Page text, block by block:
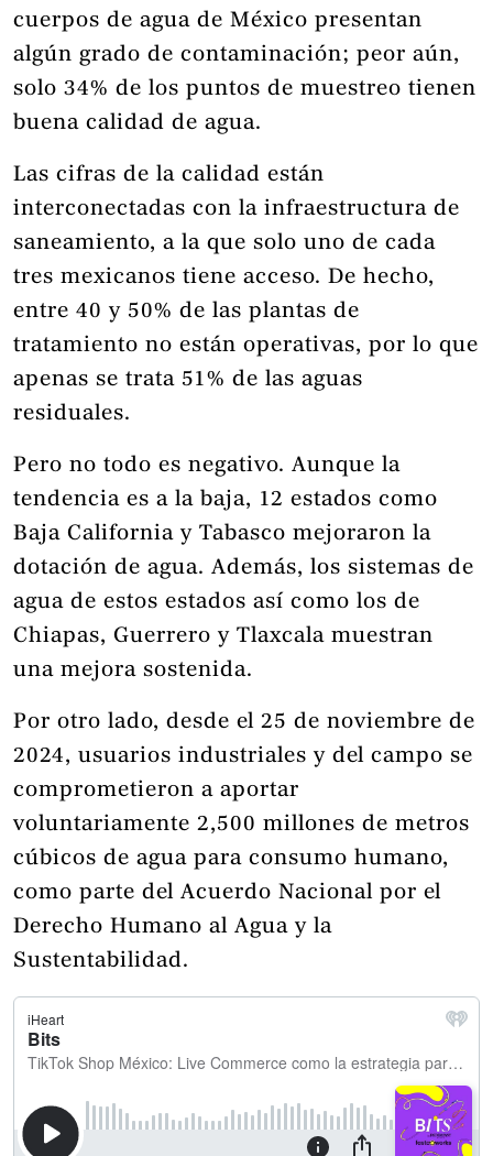
cuerpos de agua de México presentan
algún grado de contaminación; peor aún,
solo 34% de los puntos de muestreo tienen
buena calidad de agua.
Las cifras de la calidad están
interconectadas con la infraestructura de
saneamiento, a la que solo uno de cada
tres mexicanos tiene acceso. De hecho,
entre 40 y 50% de las plantas de
tratamiento no están operativas, por lo que
apenas se trata 51% de las aguas
residuales.
Pero no todo es negativo. Aunque la
tendencia es a la baja, 12 estados como
Baja California y Tabasco mejoraron la
dotación de agua. Además, los sistemas de
agua de estos estados así como los de
Chiapas, Guerrero y Tlaxcala muestran
una mejora sostenida.
Por otro lado, desde el 25 de noviembre de
2024, usuarios industriales y del campo se
comprometieron a aportar
voluntariamente 2,500 millones de metros
cúbicos de agua para consumo humano,
como parte del Acuerdo Nacional por el
Derecho Humano al Agua y la
Sustentabilidad.